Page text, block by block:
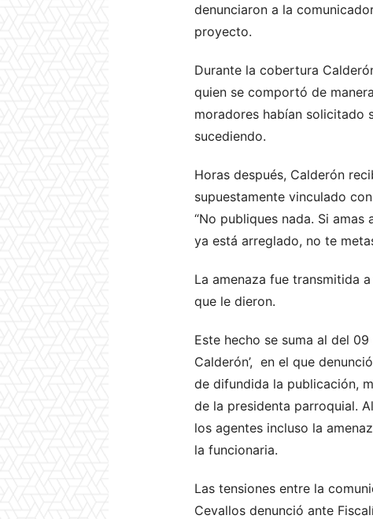
denunciaron a la
proyecto.
Durante la cobertura
quien se comportó de
moradores habían solicitado
sucediendo.
Horas después, Calderón
supuestamente vinculado
“No publiques nada. Si
ya está arreglado, no te
La amenaza fue transmitida
que le dieron.
Este hecho se suma al del
Calderón’, en el que
de difundida la publicación,
de la presidenta parroquial.
los agentes incluso la
la funcionaria.
Las tensiones entre la
Cevallos denunció ante